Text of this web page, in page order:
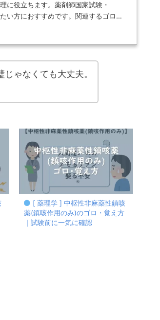
に役立ちます。薬剤師国家試験・
い方におすすめです。関連するゴロへ
も活用できます。
ゃなくても大丈夫。
[ 薬理学 ] 中枢性非麻薬性鎮咳
薬(鎮咳作用のみ)のゴロ・覚え方
｜試験前に一気に確認